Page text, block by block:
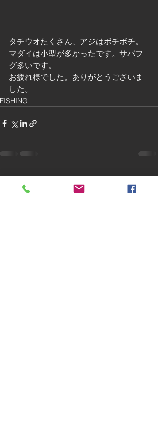
タチウオたくさん、アジはボチボチ。
マダイは小型が多かったです。サバフ
グ多いです。
お疲れ様でした。ありがとうございま
した。
FISHING
すべて表示